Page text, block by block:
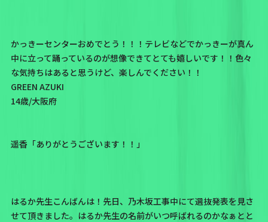
かっきーセンターおめでとう！！！テレビなどでかっきーが真ん
中に立って踊っているのが想像できてとても嬉しいです！！色々
な気持ちはあると思うけど、楽しんでください！！
GREEN AZUKI
14歳/大阪府
遥香「ありがとうございます！！」
はるか先生こんばんは！先日、乃木坂工事中にて選抜発表を見さ
せて頂きました。はるか先生の名前がいつ呼ばれるのかなぁとと